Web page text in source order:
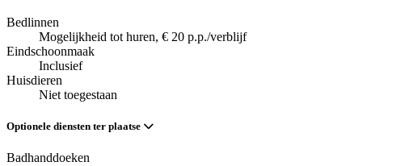
Bedlinnen
Mogelijkheid tot huren, € 20 p.p./verblijf
Eindschoonmaak
Inclusief
Huisdieren
Niet toegestaan
Optionele diensten ter plaatse
Badhanddoeken